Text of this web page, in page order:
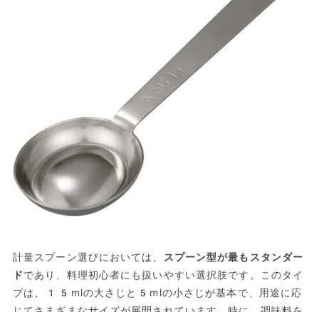
計量スプーン選びにおいては、 スプーン型が最もスタンダー
ドであり、料理初心者にも扱いやすい選択肢です。このタイ
プは、15mlの大さじと5mlの小さじが基本で、用途に応